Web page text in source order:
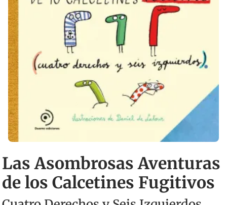
Las Asombrosas Aventuras
de los Calcetines Fugitivos